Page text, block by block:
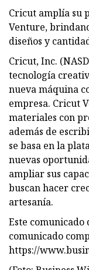
Cricut amplía su
Venture,
diseños y
Cricut, Inc.
tecnología
nueva máquina
empresa. Cricut
materiales con
además de
se basa en la
nuevas
ampliar sus
buscan hacer
artesanía.
Este
comunicado
https://